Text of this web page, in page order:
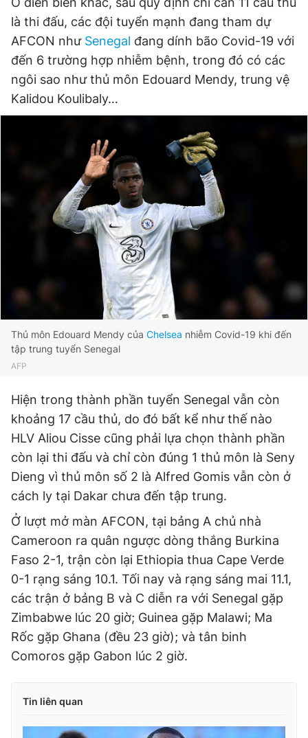
là thi đấu, các đội tuyển mạnh đang tham dự
AFCON như Senegal đang dính bão Covid-19 với
đến 6 trường hợp nhiễm bệnh, trong đó có các
ngôi sao như thủ môn Edouard Mendy, trung vệ
Kalidou Koulibaly…
Thủ môn Edouard Mendy của Chelsea nhiễm Covid-19 khi đến
tập trung tuyển Senegal
AFP
Hiện trong thành phần tuyển Senegal vẫn còn
khoảng 17 cầu thủ, do đó bất kể như thế nào
HLV Aliou Cisse cũng phải lựa chọn thành phần
còn lại thi đấu và chỉ còn đúng 1 thủ môn là Seny
Dieng vì thủ môn số 2 là Alfred Gomis vẫn còn ở
cách ly tại Dakar chưa đến tập trung.
Ở lượt mở màn AFCON, tại bảng A chủ nhà
Cameroon ra quân ngược dòng thắng Burkina
Faso 2-1, trận còn lại Ethiopia thua Cape Verde
0-1 rạng sáng 10.1. Tối nay và rạng sáng mai 11.1,
các trận ở bảng B và C diễn ra với Senegal gặp
Zimbabwe lúc 20 giờ; Guinea gặp Malawi; Ma
Rốc gặp Ghana (đều 23 giờ); và tân binh
Comoros gặp Gabon lúc 2 giờ.
Tin liên quan